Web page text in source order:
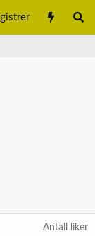
Antall liker